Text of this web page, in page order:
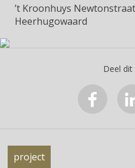
’t Kroonhuys
Heerhugowaard
Deel
project